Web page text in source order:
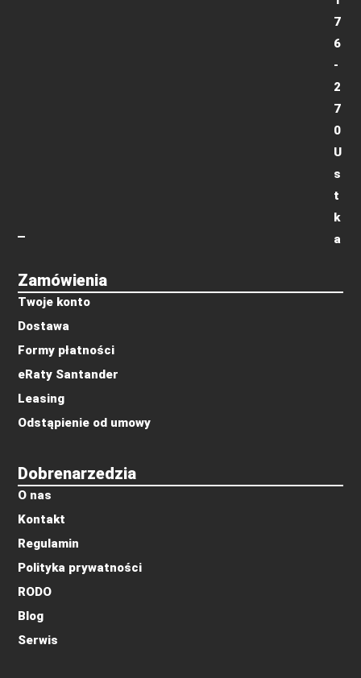
Dobrenarzedzia
O nas
Kontakt
Regulamin
Polityka prywatności
RODO
Blog
Serwis
Zamówienia
Twoje konto
Dostawa
Formy płatności
eRaty Santander
Leasing
Odstąpienie od umowy
7
6
-
2
7
0
U
s
t
k
a